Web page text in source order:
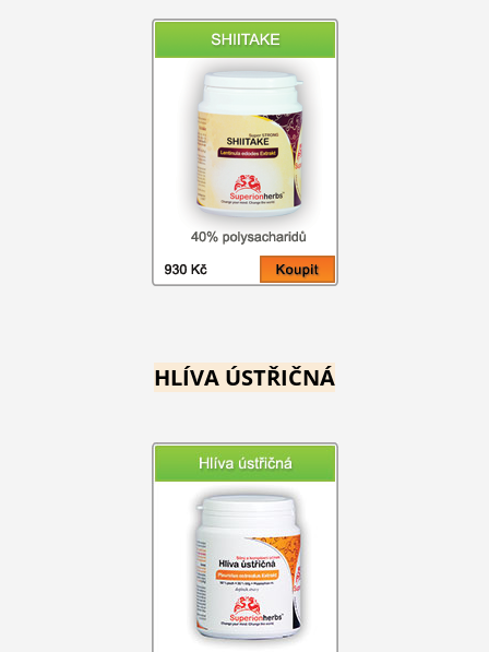
HLÍVA ÚSTŘIČNÁ